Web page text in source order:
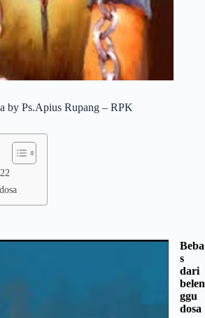
by Ps.Apius Rupang – RPK
Beba
s
dari
belen
ggu
dosa